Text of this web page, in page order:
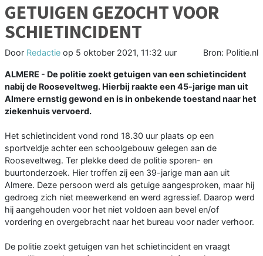
GETUIGEN GEZOCHT VOOR
SCHIETINCIDENT
Door Redactie op 5 oktober 2021, 11:32 uur Bron: Politie.nl
ALMERE - De politie zoekt getuigen van een schietincident
nabij de Rooseveltweg. Hierbij raakte een 45-jarige man uit
Almere ernstig gewond en is in onbekende toestand naar het
ziekenhuis vervoerd.
Het schietincident vond rond 18.30 uur plaats op een
sportveldje achter een schoolgebouw gelegen aan de
Rooseveltweg. Ter plekke deed de politie sporen- en
buurtonderzoek. Hier troffen zij een 39-jarige man aan uit
Almere. Deze persoon werd als getuige aangesproken, maar hij
gedroeg zich niet meewerkend en werd agressief. Daarop werd
hij aangehouden voor het niet voldoen aan bevel en/of
vordering en overgebracht naar het bureau voor nader verhoor.
De politie zoekt getuigen van het schietincident en vraagt